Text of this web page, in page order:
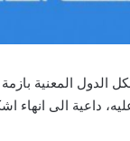
المعنية بازمة
داعية الى انهاء